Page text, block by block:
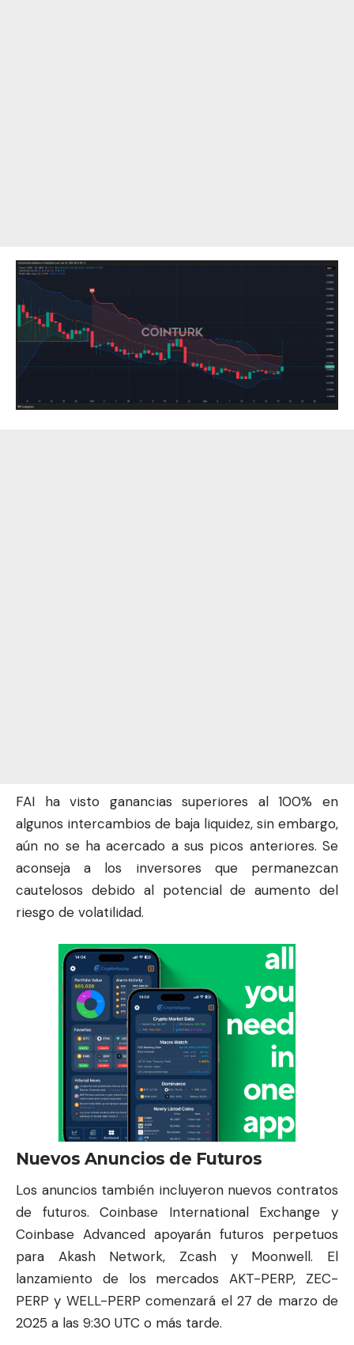
FAI ha visto ganancias superiores al 100% en
algunos intercambios de baja liquidez, sin embargo,
aún no se ha acercado a sus picos anteriores. Se
aconseja a los inversores que permanezcan
cautelosos debido al potencial de aumento del
riesgo de volatilidad.
Nuevos Anuncios de Futuros
Los anuncios también incluyeron nuevos contratos
de futuros. Coinbase International Exchange y
Coinbase Advanced apoyarán futuros perpetuos
para Akash Network, Zcash y Moonwell. El
lanzamiento de los mercados AKT-PERP, ZEC-
PERP y WELL-PERP comenzará el 27 de marzo de
2025 a las 9:30 UTC o más tarde.